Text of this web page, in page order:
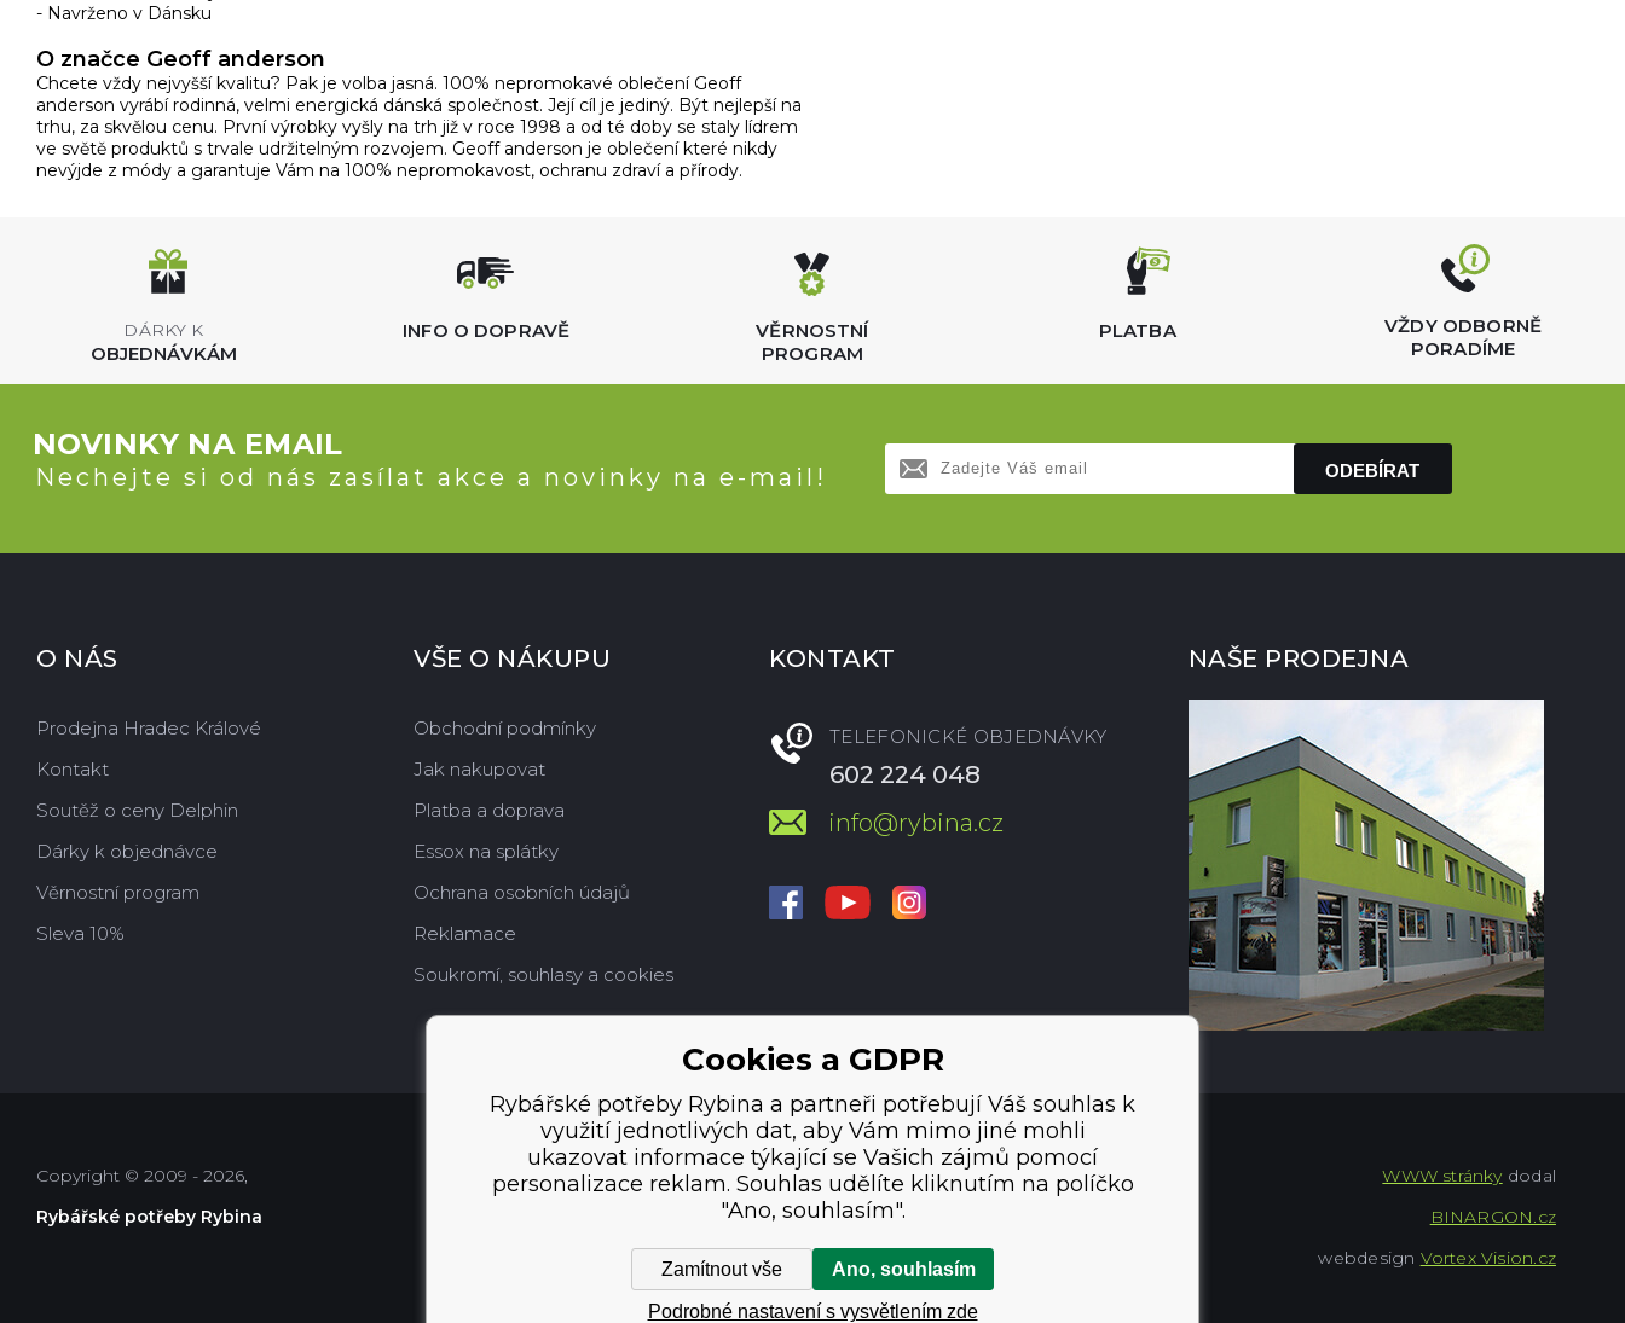
- Navrženo v Dánsku
O značce Geoff anderson
Chcete vždy nejvyšší kvalitu? Pak je volba jasná. 100% nepromokavé oblečení Geoff
anderson vyrábí rodinná, velmi energická dánská společnost. Její cíl je jediný. Být nejlepší na
trhu, za skvělou cenu. První výrobky vyšly na trh již v roce 1998 a od té doby se staly lídrem
ve světě produktů s trvale udržitelným rozvojem. Geoff anderson je oblečení které nikdy
nevýjde z módy a garantuje Vám na 100% nepromokavost, ochranu zdraví a přírody.
DÁRKY K
OBJEDNÁVKÁM
INFO O DOPRAVĚ
VĚRNOSTNÍ
PROGRAM
PLATBA
VŽDY ODBORNĚ
PORADÍME
NOVINKY NA EMAIL
Nechejte si od nás zasílat akce a novinky na e-mail! ODEBÍRAT
O NÁS
Prodejna Hradec Králové
Kontakt
Soutěž o ceny Delphin
Dárky k objednávce
Věrnostní program
Sleva 10%
VŠE O NÁKUPU
Obchodní podmínky
Jak nakupovat
Platba a doprava
Essox na splátky
Ochrana osobních údajů
Reklamace
Soukromí, souhlasy a cookies
KONTAKT
TELEFONICKÉ OBJEDNÁVKY
602 224 048
info@rybina.cz
NAŠE PRODEJNA
Copyright © 2009 - 2026,
Rybářské potřeby Rybina
WWW stránkydodal
BINARGON.cz
webdesign Vortex Vision.cz
Cookies a GDPR
Rybářské potřeby Rybina a partneři potřebují Váš souhlas k
využití jednotlivých dat, aby Vám mimo jiné mohli
ukazovat informace týkající se Vašich zájmů pomocí
personalizace reklam. Souhlas udělíte kliknutím na políčko
"Ano, souhlasím".
Zamítnout vše Ano, souhlasím
Podrobné nastavení s vysvětlením zde